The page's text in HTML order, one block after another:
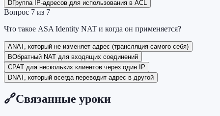
DГруппа IP-адресов для использования в ACL
Вопрос 7 из 7
Что такое ASA Identity NAT и когда он применяется?
ANAT, который не изменяет адрес (трансляция самого себя)
BОбратный NAT для входящих соединений
CPAT для нескольких клиентов через один IP
DNAT, который всегда переводит адрес в другой
🔗Связанные уроки